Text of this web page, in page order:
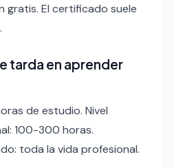
gratis. El certificado suele
tarda en aprender
de estudio. Nivel
100-300 horas.
toda la vida profesional.